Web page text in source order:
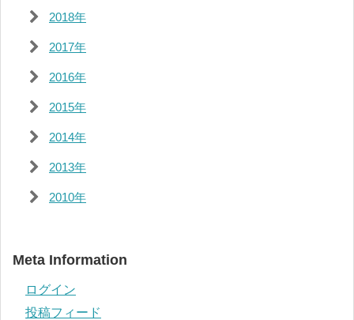
2018年
2017年
2016年
2015年
2014年
2013年
2010年
Meta Information
ログイン
投稿フィード